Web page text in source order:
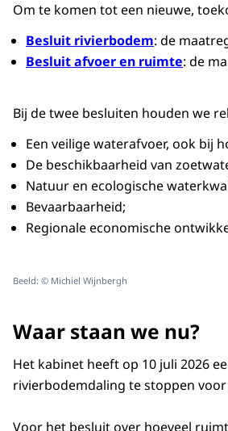
Om te komen tot een nieuwe,
Besluit rivierbodem: de
Besluit afvoer en ruimte: de
Bij de twee besluiten houden we
Een veilige waterafvoer, ook bij
De beschikbaarheid van
Natuur en ecologische
Bevaarbaarheid;
Regionale economische
Beeld: © Michiel Wijnbergh
Waar staan we nu?
Het kabinet heeft op 10 juli 2026
rivierbodemdaling te stoppen
Voor het besluit over hoeveel